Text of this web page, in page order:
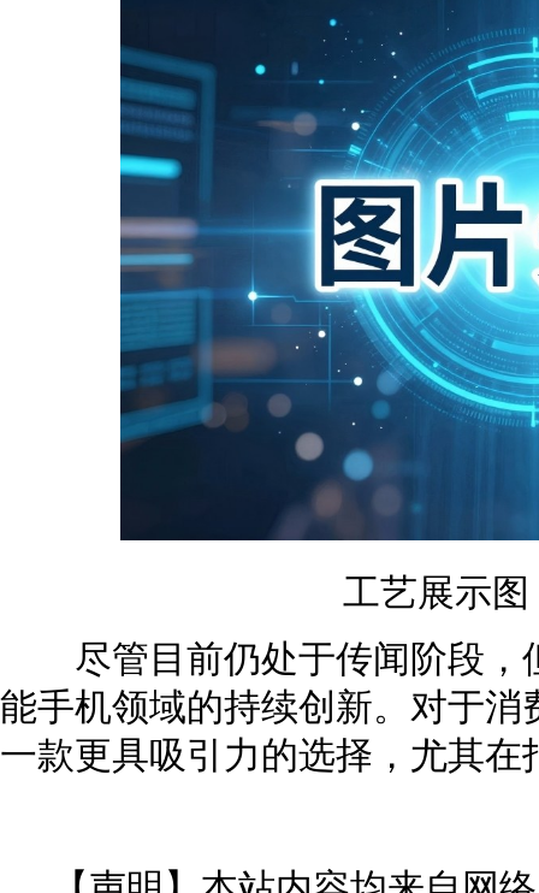
工艺展示
尽管目前仍处于传闻阶段，
能手机领域的持续创新。对于消
一款更具吸引力的选择，尤其